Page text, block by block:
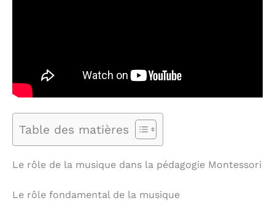
Table des matières
Le rôle de la musique dans la pédagogie Montessori
Le rôle fondamental de la musique